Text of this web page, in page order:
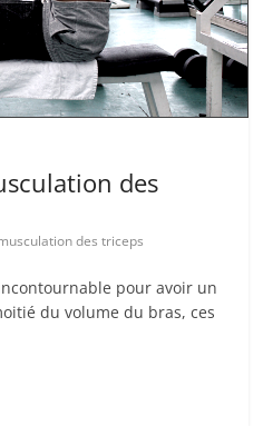
des
des triceps
pour avoir un
du volume du bras, ces